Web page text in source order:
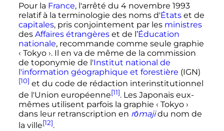
Pour la France, l'arrêté du 4 novembre 1993
relatif à la terminologie des noms d'Étatset de
capitales, pris conjointement par les ministres
des Affaires étrangèreset de l’Éducation
nationale, recommande comme seule graphie
‹ Tokyo ›. Il en va de même de la commission
de toponymie de l'Institut national de
l'information géographique et forestière (IGN)
[10] et du code de rédaction interinstitutionnel
de l'Union européenne[11]. Les Japonais eux-
mêmes utilisent parfois la graphie ‹ Tokyo ›
dans leur retranscription en rōmajidu nom de
la ville[12].